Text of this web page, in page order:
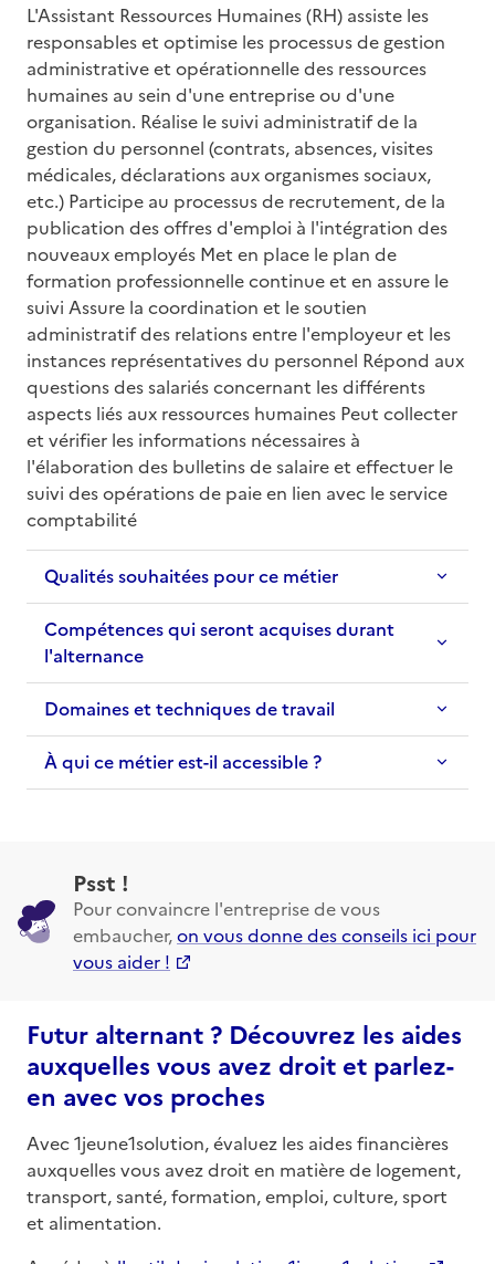
L'Assistant Ressources Humaines (RH) assiste les
responsables et optimise les processus de gestion
administrative et opérationnelle des ressources
humaines au sein d'une entreprise ou d'une
organisation. Réalise le suivi administratif de la
gestion du personnel (contrats, absences, visites
médicales, déclarations aux organismes sociaux,
etc.) Participe au processus de recrutement, de la
publication des offres d'emploi à l'intégration des
nouveaux employés Met en place le plan de
formation professionnelle continue et en assure le
suivi Assure la coordination et le soutien
administratif des relations entre l'employeur et les
instances représentatives du personnel Répond aux
questions des salariés concernant les différents
aspects liés aux ressources humaines Peut collecter
et vérifier les informations nécessaires à
l'élaboration des bulletins de salaire et effectuer le
suivi des opérations de paie en lien avec le service
comptabilité
Qualités souhaitées pour ce métier
Compétences qui seront acquises durant
l'alternance
Domaines et techniques de travail
À qui ce métier est-il accessible ?
Psst !
Pour convaincre l'entreprise de vous
embaucher,on vous donne des conseils ici pour
vous aider !
Futur alternant ? Découvrez les aides
auxquelles vous avez droit et parlez-
en avec vos proches
Avec 1jeune1solution, évaluez les aides financières
auxquelles vous avez droit en matière de logement,
transport, santé, formation, emploi, culture, sport
et alimentation.